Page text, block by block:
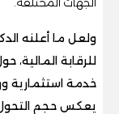
ولعل ما أعلنه
يعكس حجم